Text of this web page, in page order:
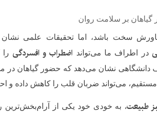
گیاهان بر سلامت روان
سخت باشد، اما تحقیقات علمی نشان
در اطراف ما می‌تواند اضطراب و افسردگی
دانشگاهی نشان می‌دهد که حضور گیاهان در
می‌تواند ضربان قلب را کاهش داده و
طبیعت، به خودی خود یکی از